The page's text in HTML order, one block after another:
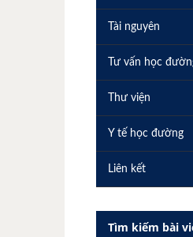
Tài nguyên
Tư vấn học
Thư viện
Y tế học đường
Liên kết
Tìm kiếm bài